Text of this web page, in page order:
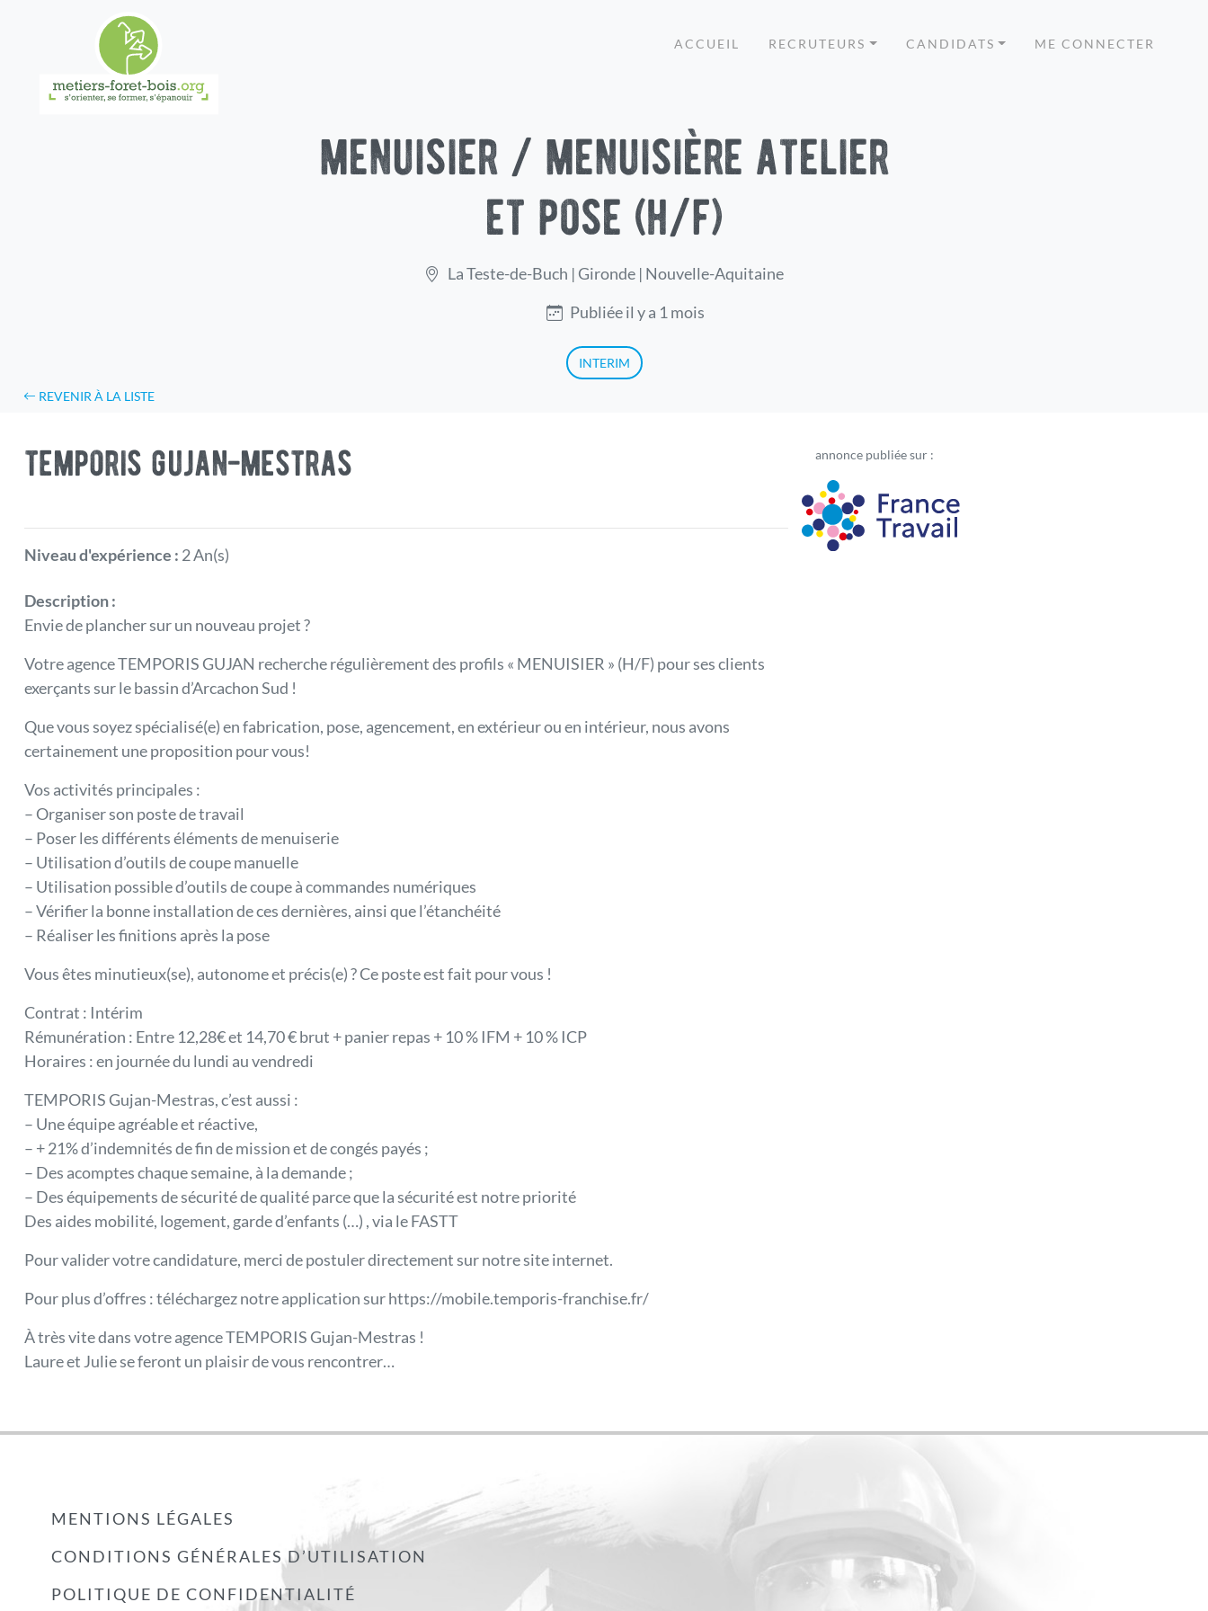
ACCUEIL RECRUTEURS CANDIDATS ME CONNECTER
menuisier / menuisière atelier
et pose (h/f)
La Teste-de-Buch | Gironde | Nouvelle-Aquitaine
Publiée il y a 1 mois
INTERIM
REVENIR À LA LISTE
temporis gujan-mestras
Niveau d'expérience : 2 An(s)
Description :
Envie de plancher sur un nouveau projet ?
Votre agence TEMPORIS GUJAN recherche régulièrement des profils « MENUISIER » (H/F) pour ses clients
exerçants sur le bassin d’Arcachon Sud !
Que vous soyez spécialisé(e) en fabrication, pose, agencement, en extérieur ou en intérieur, nous avons
certainement une proposition pour vous!
Vos activités principales :
– Organiser son poste de travail
– Poser les différents éléments de menuiserie
– Utilisation d’outils de coupe manuelle
– Utilisation possible d’outils de coupe à commandes numériques
– Vérifier la bonne installation de ces dernières, ainsi que l’étanchéité
– Réaliser les finitions après la pose
Vous êtes minutieux(se), autonome et précis(e) ? Ce poste est fait pour vous !
Contrat : Intérim
Rémunération : Entre 12,28€ et 14,70 € brut + panier repas + 10 % IFM + 10 % ICP
Horaires : en journée du lundi au vendredi
TEMPORIS Gujan-Mestras, c’est aussi :
– Une équipe agréable et réactive,
– + 21% d’indemnités de fin de mission et de congés payés ;
– Des acomptes chaque semaine, à la demande ;
– Des équipements de sécurité de qualité parce que la sécurité est notre priorité
Des aides mobilité, logement, garde d’enfants (…) , via le FASTT
Pour valider votre candidature, merci de postuler directement sur notre site internet.
Pour plus d’offres : téléchargez notre application sur https://mobile.temporis-franchise.fr/
À très vite dans votre agence TEMPORIS Gujan-Mestras !
Laure et Julie se feront un plaisir de vous rencontrer…
annonce publiée sur :
MENTIONS LÉGALES
CONDITIONS GÉNÉRALES D’UTILISATION
POLITIQUE DE CONFIDENTIALITÉ